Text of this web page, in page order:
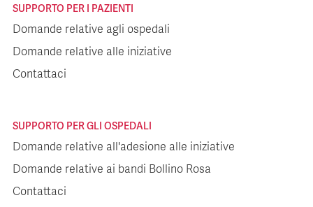
SUPPORTO PER I PAZIENTI
Domande relative agli ospedali
Domande relative alle iniziative
Contattaci
SUPPORTO PER GLI OSPEDALI
Domande relative all'adesione alle iniziative
Domande relative ai bandi Bollino Rosa
Contattaci